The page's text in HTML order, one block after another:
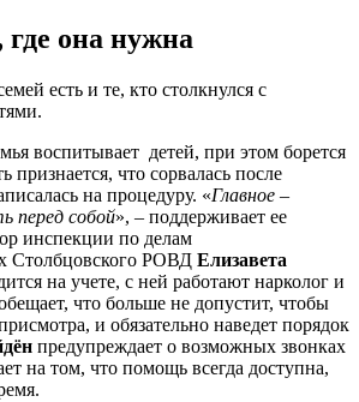
она нужна
есть и те, кто столкнулся с
воспитывает детей, при этом борется
признается, что сорвалась после
на процедуру. «Главное –
перед собой», – поддерживает ее
инспекции по делам
Столбцовского РОВД Елизавета
на учете, с ней работают нарколог и
что больше не допустит, чтобы
и обязательно наведет порядок
предупреждает о возможных звонках
на том, что помощь всегда доступна,